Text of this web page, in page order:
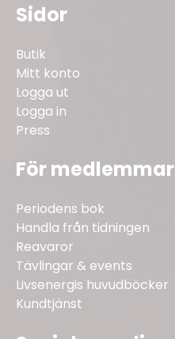
Sidor
Butik
Mitt konto
Logga ut
Logga in
Press
För medlemmar
Periodens bok
Handla från tidningen
Reavaror
Tävlingar & events
Livsenergis huvudböcker
Kundtjänst